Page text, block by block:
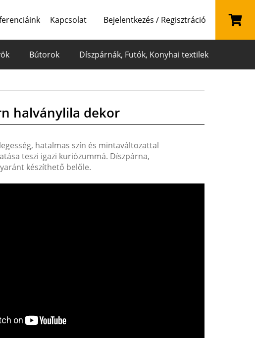
Kapcsolat Bejelentkezés / Regisztráció
Bútorok Díszpárnák, Futók, Konyhai textilek
halványlila dekor
hatalmas szín és mintaváltozattal
teszi igazi kuriózummá. Díszpárna,
készíthető belőle.